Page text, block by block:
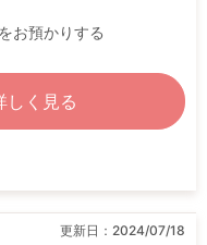
お預かりする
しく見る
更新日： 2024/07/18